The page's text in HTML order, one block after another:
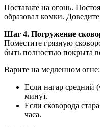
Поставьте на огонь.
образовал комки.
Шаг 4. Погружение
Поместите грязную
быть полностью покрыта
Варите на медленном огне:
Если нагар средний
минут.
Если сковорода
часа.